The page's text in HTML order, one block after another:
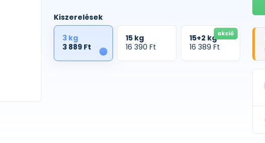
Kiszerelések
1
3 kg
3 889 Ft
15 kg
16 390 Ft
akció
15+2 kg
16 389 Ft